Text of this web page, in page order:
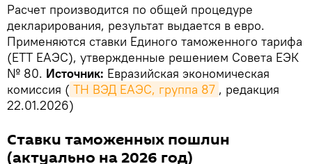
Расчет производится по общей процедуре
декларирования, результат выдается в евро.
Применяются ставки Единого таможенного тарифа
(ЕТТ ЕАЭС), утвержденные решением Совета ЕЭК
№ 80. Источник: Евразийская экономическая
комиссия ( ТН ВЭД ЕАЭС, группа 87 , редакция
22.01.2026)
Ставки таможенных пошлин
(актуально на 2026 год)